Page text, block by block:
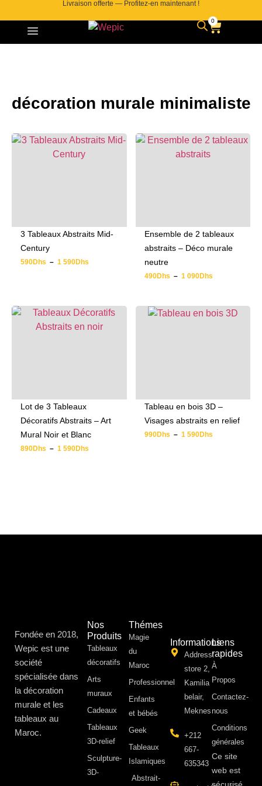
Livraison offerte — Profitez-en maintenant !
0
décoration murale minimaliste
3 Tableaux Abstraits Mid-
Century
590Dhs – 1 590Dhs
Ensemble de 2 tableaux
abstraits – Déco murale
neutre
490Dhs – 1 090Dhs
Lot de 3 Tableaux
Décoratifs Abstraits – Art
Mural Noir et Blanc
890Dhs – 1 590Dhs
Tableau en bois 3D –
Visages abstraits en relief
990Dhs – 1 590Dhs
Fondée en 2018,
Wepic est une
société
spécialisée dans
la décoration
murale et les
tableaux au
Maroc.
Nos
Produits
Tableaux
décoratifs
Arts
muraux
Cadeaux
Tableaux
3D-relief
Sculpture-
3D-
Thémes
Magie
du
Maroc
Professionnel
Enfants
et bébés
Geek
Tableaux
Islamiques
Abstrait-
Informations
Address:
store 2,
Kamilia
belair,
Meknes
+212
667-
635343
Liens
rapides
À
Propos ​
Contactez-
nous
Conditions
générales
Ce site
web est
sécurisé